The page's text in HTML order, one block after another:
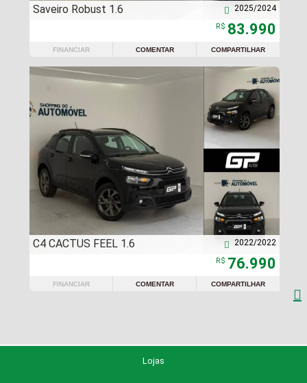
Saveiro Robust 1.6 2025/2024

R$ 83.990
FINANCIAR COMENTAR COMPARTILHAR
C4 CACTUS FEEL 1.6 2022/2022

R$ 76.990
FINANCIAR COMENTAR COMPARTILHAR

Lojas